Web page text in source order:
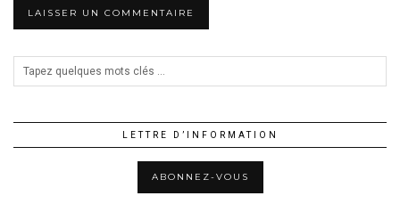
LETTRE D’INFORMATION